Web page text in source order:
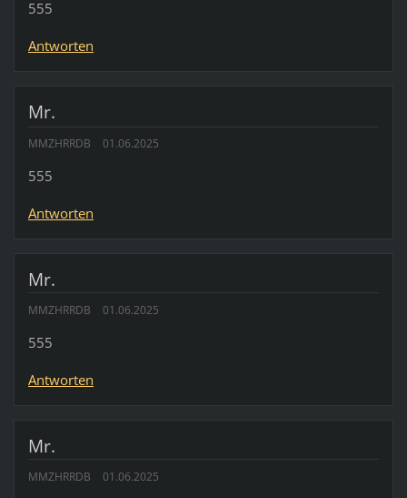
555
Antworten
Mr.
MMZHRRDB 01.06.2025
555
Antworten
Mr.
MMZHRRDB 01.06.2025
555
Antworten
Mr.
MMZHRRDB 01.06.2025